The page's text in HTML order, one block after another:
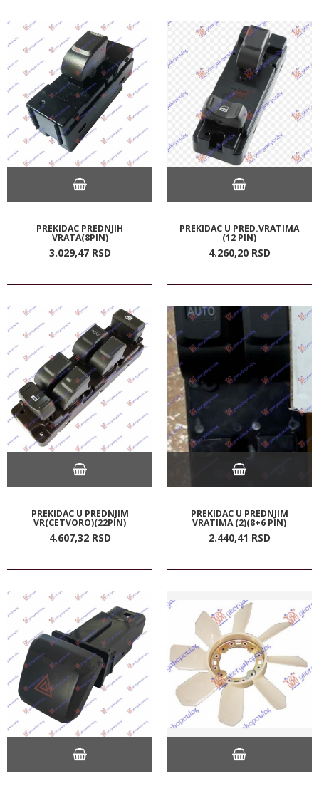
PREKIDAC PREDNJIH
VRATA(8PIN)
3.029,47 RSD
PREKIDAC U PRED.VRATIMA
(12 PIN)
4.260,20 RSD
PREKIDAC U PREDNJIM
VR(CETVORO)(22PIN)
4.607,32 RSD
PREKIDAC U PREDNJIM
VRATIMA (2)(8+6 PIN)
2.440,41 RSD